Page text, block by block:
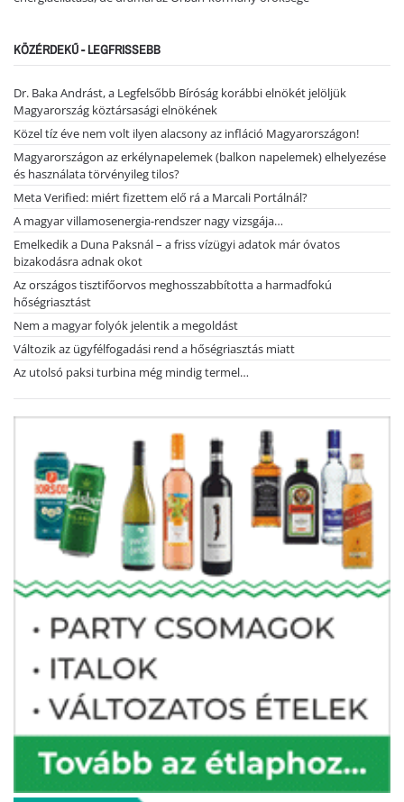
KÖZÉRDEKŰ - LEGFRISSEBB
Dr. Baka Andrást, a Legfelsőbb Bíróság korábbi elnökét jelöljük
Magyarország köztársasági elnökének
Közel tíz éve nem volt ilyen alacsony az infláció Magyarországon!
Magyarországon az erkélynapelemek (balkon napelemek) elhelyezése
és használata törvényileg tilos?
Meta Verified: miért fizettem elő rá a Marcali Portálnál?
A magyar villamosenergia-rendszer nagy vizsgája…
Emelkedik a Duna Paksnál – a friss vízügyi adatok már óvatos
bizakodásra adnak okot
Az országos tisztifőorvos meghosszabbította a harmadfokú
hőségriasztást
Nem a magyar folyók jelentik a megoldást
Változik az ügyfélfogadási rend a hőségriasztás miatt
Az utolsó paksi turbina még mindig termel…